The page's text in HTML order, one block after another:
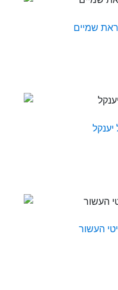
שמיים
העשור